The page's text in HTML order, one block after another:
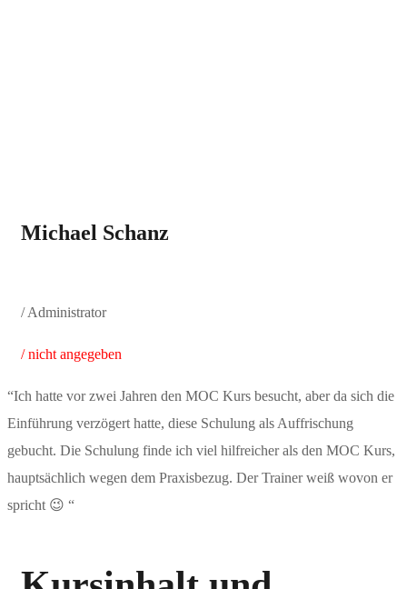
Michael Schanz
/ Administrator
/ nicht angegeben
“Ich hatte vor zwei Jahren den MOC Kurs besucht, aber da sich die
Einführung verzögert hatte, diese Schulung als Auffrischung
gebucht. Die Schulung finde ich viel hilfreicher als den MOC Kurs,
hauptsächlich wegen dem Praxisbezug. Der Trainer weiß wovon er
spricht 😉 “